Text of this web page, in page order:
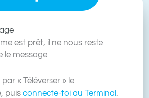
est prêt, il ne nous reste
le message !
« Téléverser » le
puis connecte-toi au Terminal .